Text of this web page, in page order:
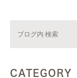
CATEGORY